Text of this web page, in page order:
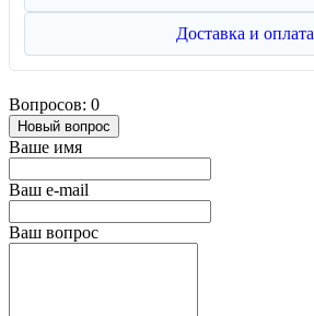
Доставка и оплата
Вопросов: 0
Новый вопрос
Ваше имя
Ваш e-mail
Ваш вопрос